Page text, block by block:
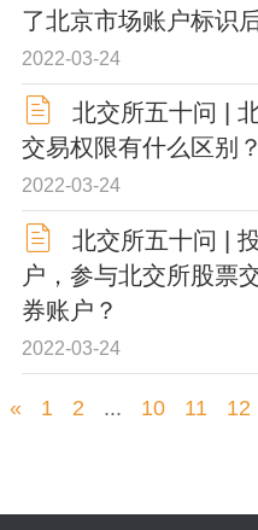
了北京市场账户标识
2022-03-24
北交所五十问 |
交易权限有什么区别？
2022-03-24
北交所五十问 |
户，参与北交所股票
券账户？
2022-03-24
« 1 2 ... 10 11 12